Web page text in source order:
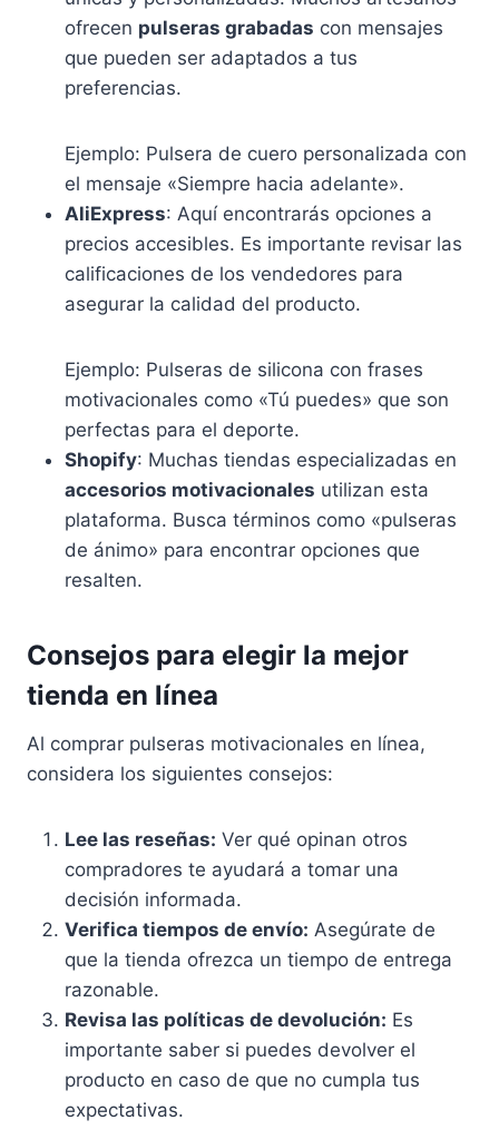
ofrecen pulseras grabadas con mensajes
que pueden ser adaptados a tus
preferencias.
Ejemplo: Pulsera de cuero personalizada con
el mensaje «Siempre hacia adelante».
AliExpress: Aquí encontrarás opciones a
precios accesibles. Es importante revisar las
calificaciones de los vendedores para
asegurar la calidad del producto.
Ejemplo: Pulseras de silicona con frases
motivacionales como «Tú puedes» que son
perfectas para el deporte.
Shopify: Muchas tiendas especializadas en
accesorios motivacionales utilizan esta
plataforma. Busca términos como «pulseras
de ánimo» para encontrar opciones que
resalten.
Consejos para elegir la mejor
tienda en línea
Al comprar pulseras motivacionales en línea,
considera los siguientes consejos:
Lee las reseñas: Ver qué opinan otros
compradores te ayudará a tomar una
decisión informada.
Verifica tiempos de envío: Asegúrate de
que la tienda ofrezca un tiempo de entrega
razonable.
Revisa las políticas de devolución: Es
importante saber si puedes devolver el
producto en caso de que no cumpla tus
expectativas.